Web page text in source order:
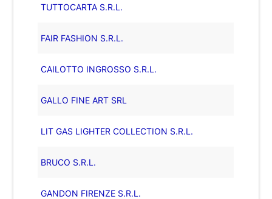
TUTTOCARTA S.R.L.
FAIR FASHION S.R.L.
CAILOTTO INGROSSO S.R.L.
GALLO FINE ART SRL
LIT GAS LIGHTER COLLECTION S.R.L.
BRUCO S.R.L.
GANDON FIRENZE S.R.L.